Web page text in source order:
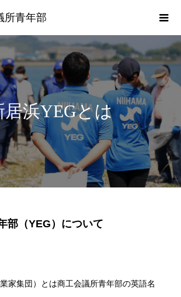
所青年部
居浜YEGとは
部（YEG）について
業家集団）とは商工会議所青年部の英語名